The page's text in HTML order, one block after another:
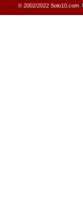
© 2002/2022 Solo10.com